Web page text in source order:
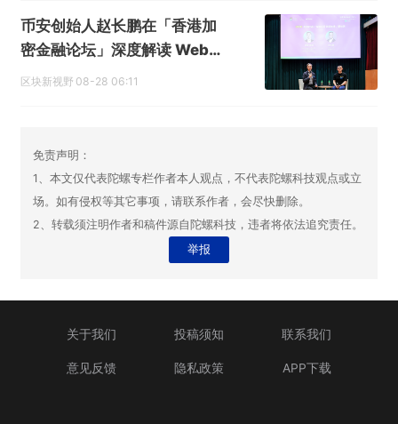
币安创始人赵长鹏在「香港加
密金融论坛」深度解读 Web
3.0 行业五大话题
区块新视野 08-28 06:11
免责声明：
1、本文仅代表陀螺专栏作者本人观点，不代表陀螺科技观点或立
场。如有侵权等其它事项，请联系作者，会尽快删除。
2、转载须注明作者和稿件源自陀螺科技，违者将依法追究责任。
举报
关于我们 投稿须知 联系我们
意见反馈 隐私政策 APP下载